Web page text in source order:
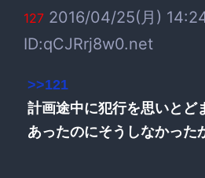
127 2016/04/25(月)
ID:qCJRrj8w0.net
>>121
計画途中に犯行を思いとど
あったのにそうしなかった